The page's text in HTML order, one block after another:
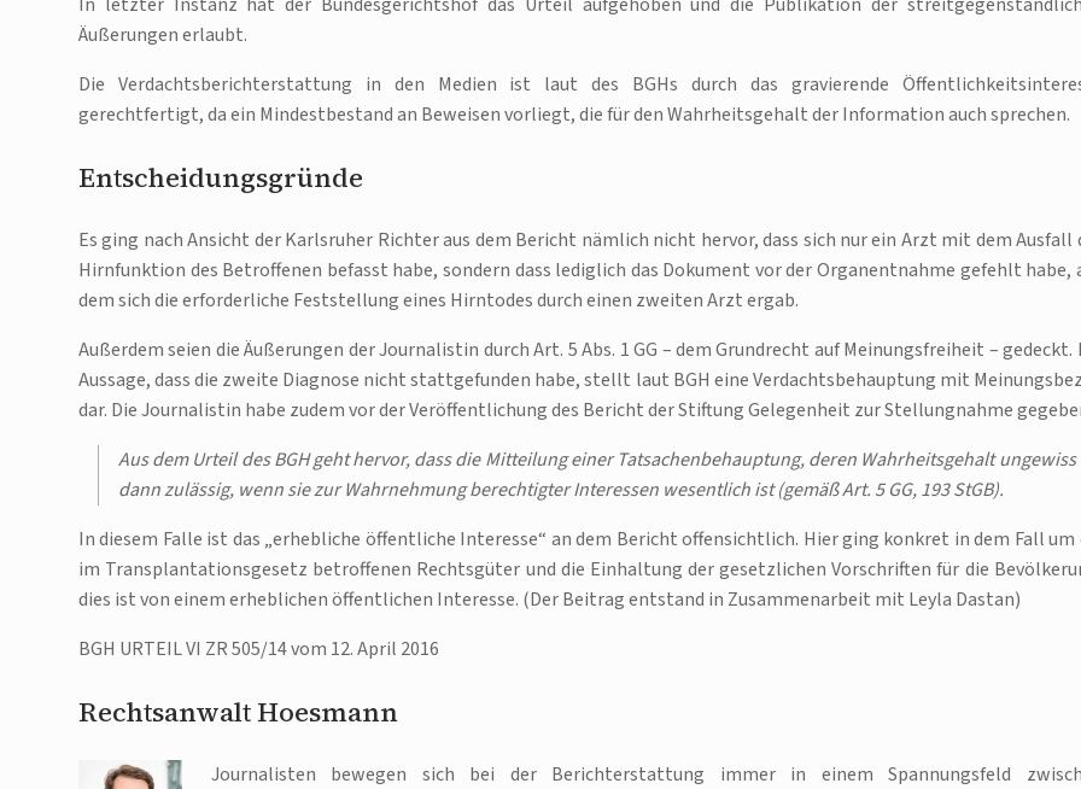
Äußerungen erlaubt.
Die Verdachtsberichterstattung in den Medien ist laut des BGHs durch das gravierende
gerechtfertigt, da ein Mindestbestand an Beweisen vorliegt, die für den Wahrheitsgehalt der Information auch sprechen.
Entscheidungsgründe
Es ging nach Ansicht der Karlsruher Richter aus dem Bericht nämlich nicht hervor, dass sich nur ein Arzt mit dem Ausfall
Hirnfunktion des Betroffenen befasst habe, sondern dass lediglich das Dokument vor der Organentnahme gefehlt habe,
dem sich die erforderliche Feststellung eines Hirntodes durch einen zweiten Arzt ergab.
Außerdem seien die Äußerungen der Journalistin durch Art. 5 Abs. 1 GG – dem Grundrecht auf Meinungsfreiheit – gedeckt.
Aussage, dass die zweite Diagnose nicht stattgefunden habe, stellt laut BGH eine Verdachtsbehauptung mit
dar. Die Journalistin habe zudem vor der Veröffentlichung des Bericht der Stiftung Gelegenheit zur Stellungnahme
Aus dem Urteil des BGH geht hervor, dass die Mitteilung einer Tatsachenbehauptung, deren Wahrheitsgehalt ungewiss
dann zulässig, wenn sie zur Wahrnehmung berechtigter Interessen wesentlich ist (gemäß Art. 5 GG, 193 StGB).
In diesem Falle ist das „erhebliche öffentliche Interesse“ an dem Bericht offensichtlich. Hier ging konkret in dem Fall um
im Transplantationsgesetz betroffenen Rechtsgüter und die Einhaltung der gesetzlichen Vorschriften für die
dies ist von einem erheblichen öffentlichen Interesse. (Der Beitrag entstand in Zusammenarbeit mit Leyla Dastan)
BGH URTEIL VI ZR 505/14 vom 12. April 2016
Rechtsanwalt Hoesmann
Journalisten bewegen sich bei der Berichterstattung immer in einem Spannungsfeld